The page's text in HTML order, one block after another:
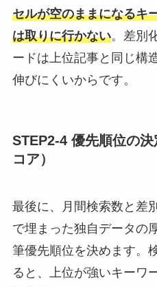
セルが空のままになるキ
は取りに行かない。差別
ードは上位記事と同じ構
伸びにくいからです。
STEP2-4 優先順位の
コア）
最後に、月間検索数と差
で埋まった独自データの
筆優先順位を決めます。
ると、上位が強いキーワ